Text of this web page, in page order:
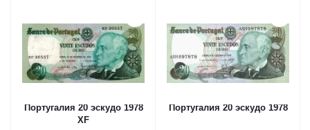
Португалия 20 эскудо 1978
XF
Португалия 20 эскудо 1978